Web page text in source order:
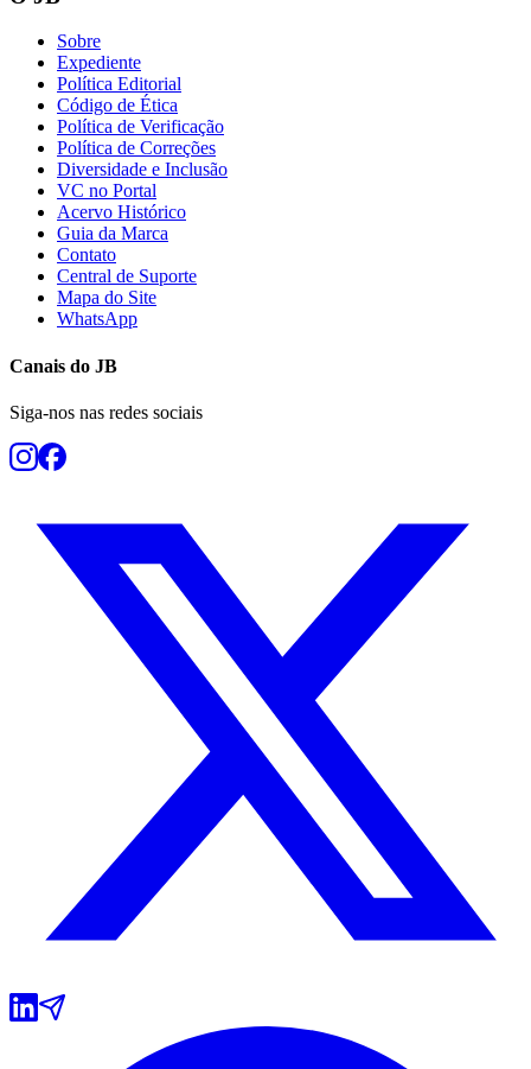
Sobre
Expediente
Política Editorial
Código de Ética
Política de Verificação
Política de Correções
Diversidade e Inclusão
VC no Portal
Acervo Histórico
Guia da Marca
Contato
Central de Suporte
Mapa do Site
WhatsApp
Canais do JB
Siga-nos nas redes sociais